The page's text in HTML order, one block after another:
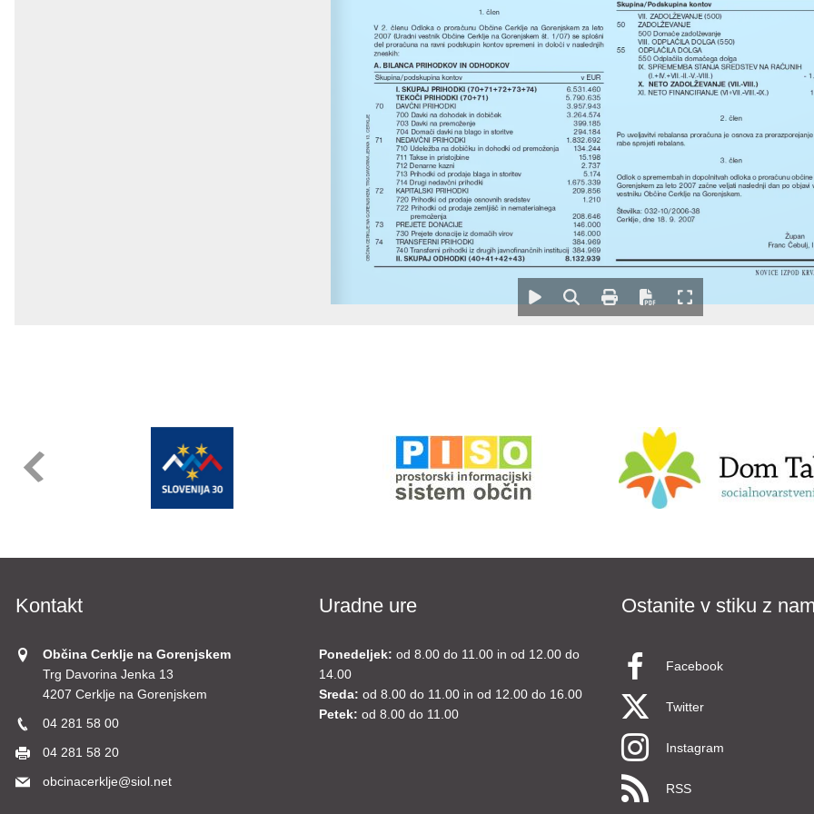
N O V I C E   I Z P O D   K R
1. člen
V  2.  členu  Odloka  o  proračunu  Občine  Cerklje  na  Gorenjskem  za  leto
2007 (Uradni vestnik Občine Cerklje na Gorenjskem št. 1/07) se splošni
del  proračuna  na  ravni  podskupin  kontov  spremeni  in  določi  v  naslednjih
zneskih:
A. BILANCA PRIHODKOV IN ODHODKOV
Skupina/podskupina kontov
v EUR
I. SKUPAJ PRIHODKI (70+71+72+73+74)
6.531.460
TEKOČI PRIHODKI (70+71)
5.790.635
70
DAVČNI PRIHODKI 3.957.943
700 Davki na dohodek in dobiček 3.264.574
703 Davki na premoženje
399.185
704 Domači davki na blago in storitve
294.184
71
NEDAVČNI PRIHODKI
1.832.692
710 Udeležba na dobičku in dohodki od premoženja
134.244
711 Takse in pristojbine
15.198
712 Denarne kazni
2.737
713 Prihodki od prodaje blaga in storitev
5.174
714 Drugi nedavčni prihodki
1.675.339
72
KAPITALSKI PRIHODKI
209.856
720 Prihodki od prodaje osnovnih sredstev
1.210
722 Prihodki od prodaje zemljišč in nematerialnega
premoženja
208.646
73
PREJETE DONACIJE
146.000
730 Prejete donacije iz domačih virov
146.000
74
TRANSFERNI PRIHODKI
384.969
740 Transferni prihodki iz drugih javnofinančnih institucij 384.969
II. SKUPAJ ODHODKI (40+41+42+43) 8.132.939
Skupina/Podskupina kontov
VII. ZADOLŽEVANJE (500)
50
ZADOLŽEVANJE
500 Domače zadolževanje
VIII. ODPLAČILA DOLGA (550)
55
ODPLAČILA DOLGA
550 Odplačila domačega dolga
IX. SPREMEMBA STANJA SREDSTEV NA RAČUNIH
(I.+IV.+VII.-II.-V.-VIII.)
-
X.  NETO ZADOLŽEVANJE (VII.-VIII.)
XI. NETO FINANCIRANJE (VI+VII.-VIII.-IX.)
2. člen
Po uveljavitvi rebalansa proračuna je osnova za
rabe sprejeti rebalans.
3. člen
Odlok o spremembah in dopolnitvah odloka o proračunu
Gorenjskem za leto 2007 začne veljati naslednji dan po objavi
vestniku Občine Cerklje na Gorenjskem.
Številka: 032-10/2006-38
Cerklje, dne 18. 9. 2007
Župan
Franc Čebulj,
OBČINA CERKLJE NA GORENJSKEM, TRG DAVORINA JENKA 13, CERKLJE
Kontakt
Občina Cerklje na Gorenjskem
Trg Davorina Jenka 13
4207 Cerklje na Gorenjskem
04 281 58 00
04 281 58 20
obcinacerklje@siol.net
Uradne ure
Ponedeljek: od 8.00 do 11.00 in od 12.00 do
14.00
Sreda: od 8.00 do 11.00 in od 12.00 do 16.00
Petek: od 8.00 do 11.00
Ostanite v stiku z
Facebook
Twitter
Instagram
RSS